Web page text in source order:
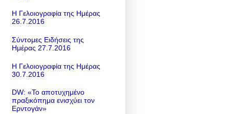
Η Γελοιογραφία της Ημέρας
26.7.2016
Σύντομες Ειδήσεις της
Ημέρας 27.7.2016
Η Γελοιογραφία της Ημέρας
30.7.2016
DW: «To αποτυχημένο
πραξικόπημα ενισχύει τον
Ερντογάν»